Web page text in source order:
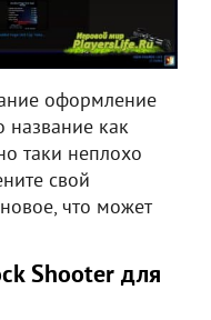
оформление
название как
таки неплохо
свой
что может
Shooter для